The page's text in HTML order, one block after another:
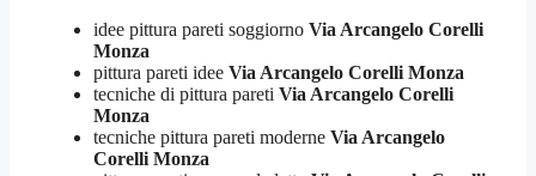
idee pittura pareti soggiorno Via Arcangelo Corelli
Monza
pittura pareti idee Via Arcangelo Corelli Monza
tecniche di pittura pareti Via Arcangelo Corelli
Monza
tecniche pittura pareti moderne Via Arcangelo
Corelli Monza